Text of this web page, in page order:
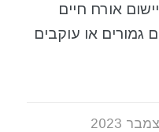
אורח חיים
גמורים או עוקבים